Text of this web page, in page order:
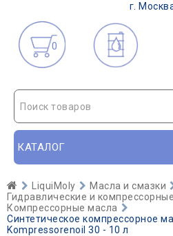
г.
0
Поиск товаров
КАТАЛОГ
LiquiMoly
Масла и смазки
Гидравлические и
Компрессорные масла
Синтетическое компрессорное
Kompressorenoil 30 - 10 л